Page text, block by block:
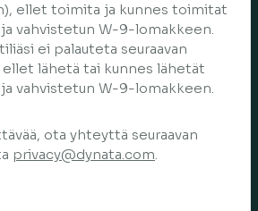
ellet toimita ja kunnes toimitat
vahvistetun W-9-lomakkeen.
ei palauteta seuraavan
ellet lähetä tai kunnes lähetät
vahvistetun W-9-lomakkeen.
ota yhteyttä seuraavan
privacy@dynata.com.